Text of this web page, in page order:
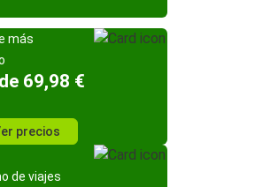
más
69,98 €
precios
de viajes